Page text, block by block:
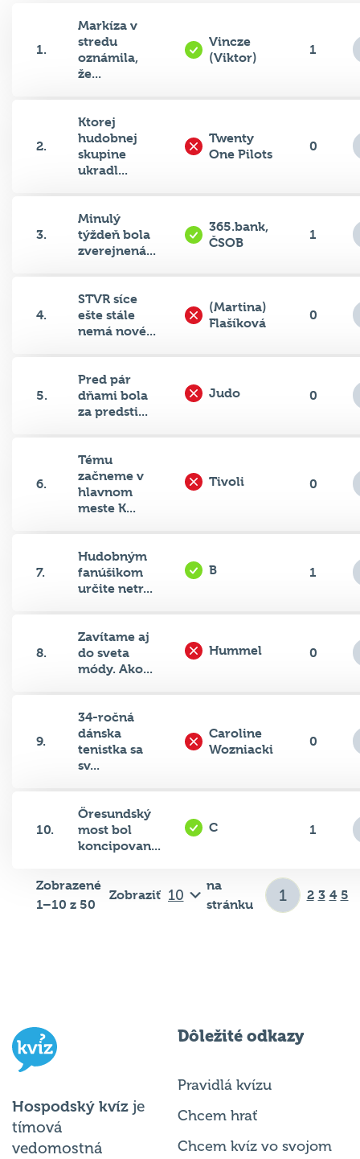
1.
Markíza v
stredu
oznámila,
že...
Vincze
(Viktor)
1
2.
Ktorej
hudobnej
skupine
ukradl...
Twenty
One Pilots
0
3.
Minulý
týždeň bola
zverejnená...
365.bank,
ČSOB
1
4.
STVR síce
ešte stále
nemá nové...
(Martina)
Flašíková
0
5.
Pred pár
dňami bola
za predsti...
Judo 0
6.
Tému
začneme v
hlavnom
meste K...
Tivoli 0
7.
Hudobným
fanúšikom
určite netr...
B 1
8.
Zavítame aj
do sveta
módy. Ako...
Hummel 0
9.
34-ročná
dánska
tenistka sa
sv...
Caroline
Wozniacki
0
10.
Öresundský
most bol
koncipovan...
C 1
Zobrazené
1–10 z 50
Zobraziť
na
stránku
2 3 4 5
Hospodský kvíz je
tímová
vedomostná
Dôležité odkazy
Pravidlá kvízu
Chcem hrať
Chcem kvíz vo svojom